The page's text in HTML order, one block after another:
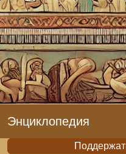
Энциклопедия